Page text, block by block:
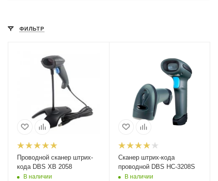
ФИЛЬТР
Проводной сканер штрих-
кода DBS XB 2058
В наличии
Сканер штрих-кода
проводной DBS HC-3208S
В наличии